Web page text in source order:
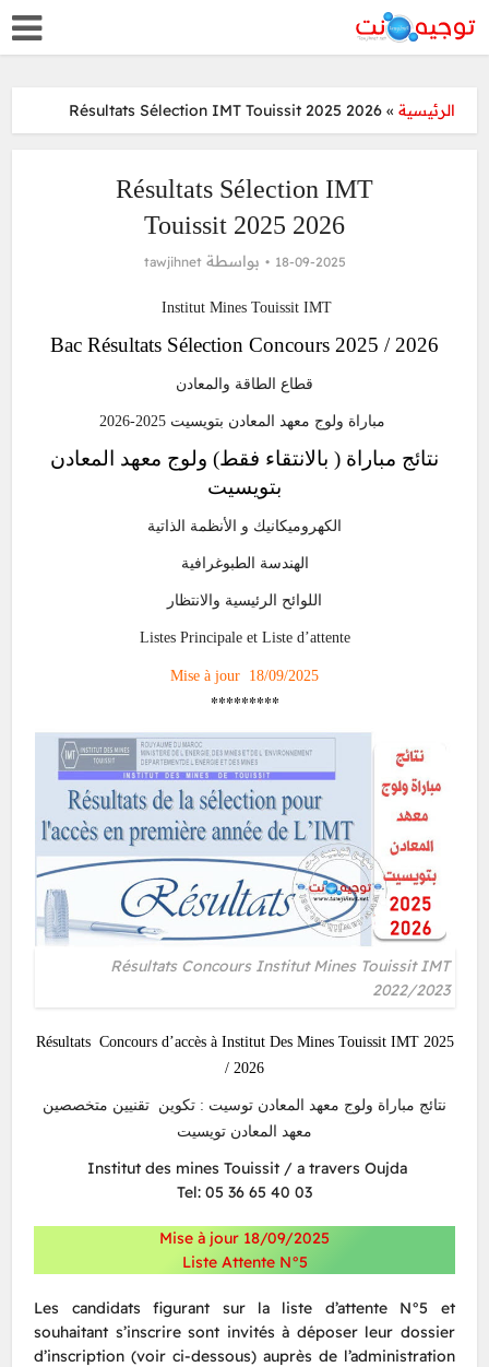
الرئيسية »
Résultats Sélection IMT Touissit 2025 2026
Résultats Sélection IMT
Touissit 2025 2026
18-09-2025 بواسطةtawjihnet
Institut Mines Touissit IMT
Bac Résultats Sélection Concours 2025 / 2026
قطاع الطاقة والمعادن
مباراة ولوج معهد المعادن بتويسيت 2025-2026
نتائج مباراة ( بالانتقاء فقط) ولوج معهد المعادن
بتويسيت
الكهروميكانيك و الأنظمة الذاتية
الهندسة الطبوغرافية
اللوائح الرئيسية والانتظار
Listes Principale et Liste d’attente
Mise à jour 18/09/2025
*********
Résultats Concours Institut Mines Touissit IMT
2022/2023
Résultats Concours d’accès à Institut Des Mines Touissit IMT 2025
/ 2026
نتائج مباراة ولوج معهد المعادن توسيت : تكوين تقنيين متخصصين
معهد المعادن تويسيت
Institut des mines Touissit / a travers Oujda
Tel: 05 36 65 40 03
Mise à jour 18/09/2025
Liste Attente N°5
Les candidats figurant sur la liste d’attente N°5 et
souhaitant s’inscrire sont invités à déposer leur dossier
d’inscription (voir ci-dessous) auprès de l’administration